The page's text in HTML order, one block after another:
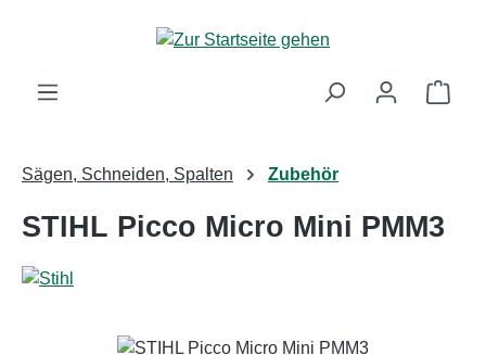
Zum Hauptinhalt springen
Sägen, Schneiden, Spalten Zubehör
STIHL Picco Micro Mini PMM3